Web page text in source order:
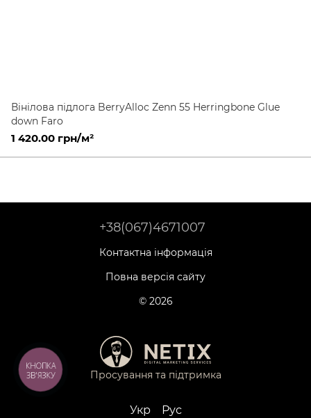
Вінілова підлога BerryAlloc Zenn 55 Herringbone Glue
down Faro
1 420.00 грн/м²
+38(067)4671007
Контактна інформація
Повна версія сайту
© 2026
Просування та підтримка
Укр Рус
КНОПКА
ЗВ'ЯЗКУ